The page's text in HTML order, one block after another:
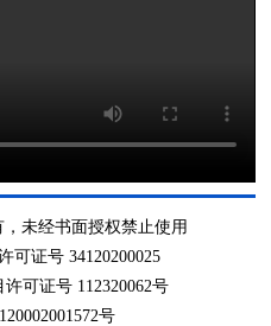
未经书面授权禁止使用
可证号 34120200025
可证号 112320062号
号